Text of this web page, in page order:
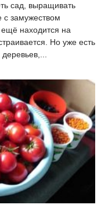
сад, выращивать
с замужеством
находится на
Но уже есть